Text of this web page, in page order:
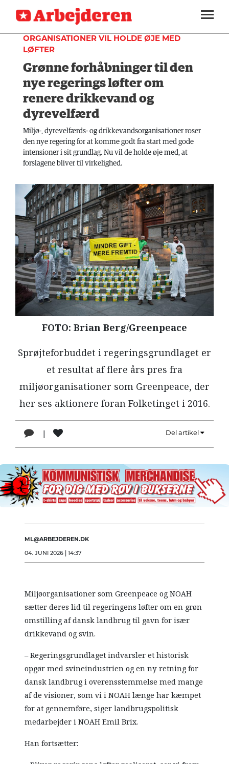
SEKTIONER
MENER
FAGLIGT
INDLAND
UDLAND
KULTUR
BLOGS
DEBAT
LÆSER
TIL
LÆSER
NAVNE
HISTORIE
TEORI
SOUNDCLOUD
ABONNER
LOG IND
ARBEJDEREN
ORGANISATIONER VIL HOLDE ØJE MED
LØFTER
Grønne forhåbninger til den
nye regerings løfter om
renere drikkevand og
dyrevelfærd
Miljø-, dyrevelfærds- og drikkevandsorganisationer roser
den nye regering for at komme godt fra start med gode
intensioner i sit grundlag. Nu vil de holde øje med, at
forslagene bliver til virkelighed.
FOTO: Brian Berg/Greenpeace
Sprøjteforbuddet i regeringsgrundlaget er
et resultat af flere års pres fra
miljøorganisationer som Greenpeace, der
her ses aktionere foran Folketinget i 2016.
Del artikel
ML@ARBEJDEREN.DK
04. JUNI 2026 | 14:37
Miljøorganisationer som Greenpeace og NOAH
sætter deres lid til regeringens løfter om en grøn
omstilling af dansk landbrug til gavn for især
drikkevand og svin.
– Regeringsgrundlaget indvarsler et historisk
opgør med svineindustrien og en ny retning for
dansk landbrug i overensstemmelse med mange
af de visioner, som vi i NOAH længe har kæmpet
for at gennemføre, siger landbrugspolitisk
medarbejder i NOAH Emil Brix.
Han fortsætter: